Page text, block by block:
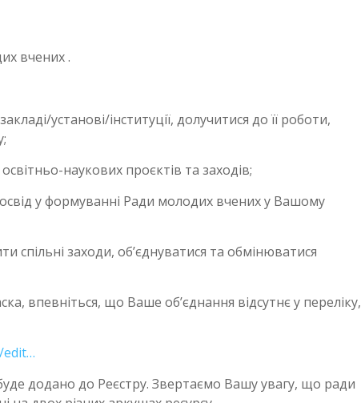
вчених .
установі/інституції, долучитися до її роботи,
наукових проєктів та заходів;
у формуванні Ради молодих вчених у Вашому
спільні заходи, об’єднуватися та обмінюватися
впевніться, що Ваше об’єднання відсутнє у переліку,
edit…
додано до Реєстру. Звертаємо Вашу увагу, що ради